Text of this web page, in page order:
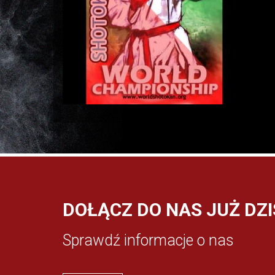
DOŁĄCZ DO NAS JUŻ
Sprawdź informacje o nas